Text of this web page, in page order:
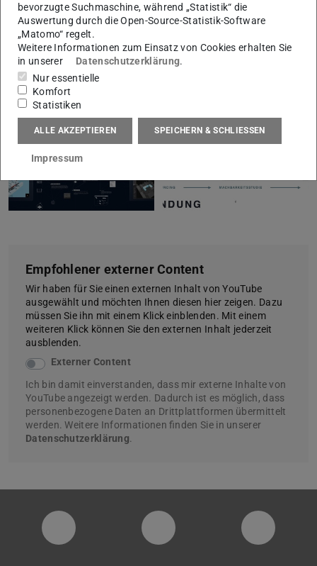
Masterthesis „Creative Crowd“
Empfohlener externer Content
Wir haben für Sie einen externen Inhalt von YouTube
ausgewählt und möchten Ihnen diesen hier zeigen. Dazu
müssen Sie ihn mit einem Klick einblenden. Mit einem
weiteren Klick können Sie den externen Inhalt jederzeit
ausblenden.
Externer Content
Ich bin damit einverstanden, dass mir externe Inhalte von
YouTube angezeigt werden. Dadurch ist es möglich, dass
personenbezogene Daten an Drittplattformen übermittelt
werden. Weitere Informationen finden Sie in unserer
Datenschutzerklärung.
digitaldesignunit Facebook YouTube
bevorzugte Suchmaschine, während „Statistik“ die
Auswertung durch die Open-Source-Statistik-Software
„Matomo“ regelt.
Weitere Informationen zum Einsatz von Cookies erhalten Sie
in unserer
Datenschutzerklärung.
Nur essentielle
Komfort
Statistiken
ALLE AKZEPTIEREN SPEICHERN & SCHLIESSEN
Impressum